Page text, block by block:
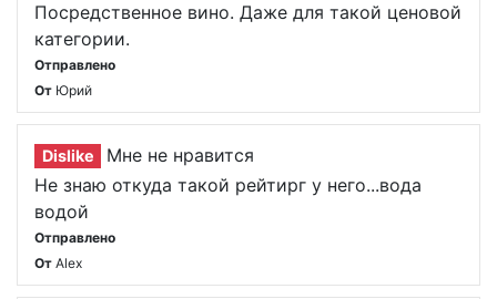
Посредственное вино. Даже для такой ценовой
категории.
Отправлено
От Юрий
Dislike
Мне не нравится
Не знаю откуда такой рейтирг у него...вода
водой
Отправлено
От Alex